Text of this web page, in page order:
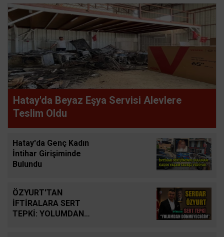
Hatay'da Beyaz Eşya Servisi Alevlere
Teslim Oldu
Hatay'da Genç Kadın
İntihar Girişiminde
Bulundu
ÖZYURT'TAN
İFTİRALARA SERT
TEPKİ: YOLUMDAN